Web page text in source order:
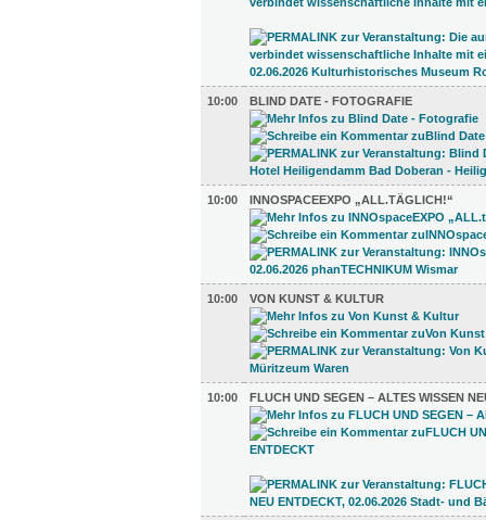
10:00 BLIND DATE - FOTOGRAFIE
10:00 INNOSPACEEXPO „ALL.TÄGLICH!“
10:00 VON KUNST & KULTUR
10:00 FLUCH UND SEGEN – ALTES WISSEN